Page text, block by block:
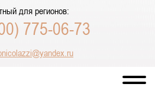
для регионов:
775-06-73